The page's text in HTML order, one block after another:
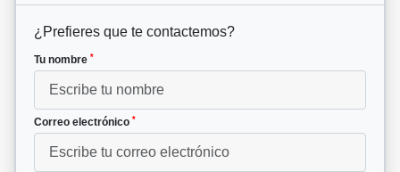
¿Prefieres que te contactemos?
Tu nombre *
Correo electrónico *